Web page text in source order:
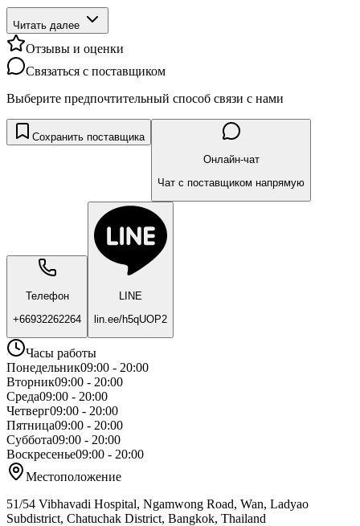
Читать далее
Отзывы и оценки
Связаться с поставщиком
Выберите предпочтительный способ связи с нами
Сохранить поставщика
Онлайн-чат
Чат с поставщиком напрямую
Телефон
+66932262264
LINE
lin.ee/h5qUOP2
Часы работы
Понедельник09:00 - 20:00
Вторник09:00 - 20:00
Среда09:00 - 20:00
Четверг09:00 - 20:00
Пятница09:00 - 20:00
Суббота09:00 - 20:00
Воскресенье09:00 - 20:00
Местоположение
51/54 Vibhavadi Hospital, Ngamwong Road, Wan, Ladyao
Subdistrict, Chatuchak District, Bangkok, Thailand